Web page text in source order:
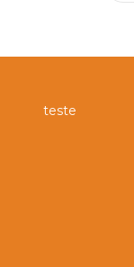
teste